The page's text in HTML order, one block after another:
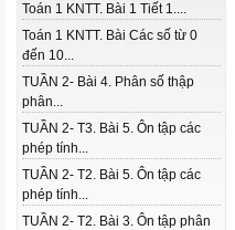
Toán 1 KNTT. Bài 1 Tiết 1....
Toán 1 KNTT. Bài Các số từ 0
đến 10...
TUẦN 2- Bài 4. Phân số thập
phân...
TUẦN 2- T3. Bài 5. Ôn tập các
phép tính...
TUẦN 2- T2. Bài 5. Ôn tập các
phép tính...
TUẦN 2- T2. Bài 3. Ôn tập phân